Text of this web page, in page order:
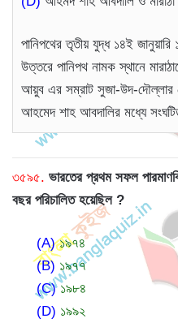
পানিপথের তৃতীয় যুদ্ধ ১৪ই
উত্তরে পানিপথ নামক স্থানে
আয়ুব এর সম্রাট সুজা-উদ-দৌল্লার
আহমেদ শাহ আবদালির মধ্যে
৩৫৯৫. ভারতের প্রথম সফল
বছর পরিচালিত হয়েছিল ?
(A)১৯৭৪
(B) ১৯৭৭
(C)১৯৮৪
(D) ১৯৯২